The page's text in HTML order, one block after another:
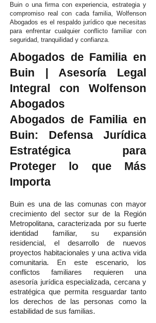
Buin o una firma con experiencia, estrategia y
compromiso real con cada familia, Wolfenson
Abogados es el respaldo jurídico que necesitas
para enfrentar cualquier conflicto familiar con
seguridad, tranquilidad y confianza.
Abogados de Familia en
Buin | Asesoría Legal
Integral con Wolfenson
Abogados
Abogados de Familia en
Buin: Defensa Jurídica
Estratégica para
Proteger lo que Más
Importa
Buin es una de las comunas con mayor
crecimiento del sector sur de la Región
Metropolitana, caracterizada por su fuerte
identidad familiar, su expansión
residencial, el desarrollo de nuevos
proyectos habitacionales y una activa vida
comunitaria. En este escenario, los
conflictos familiares requieren una
asesoría jurídica especializada, cercana y
estratégica que permita resguardar tanto
los derechos de las personas como la
estabilidad de sus familias.